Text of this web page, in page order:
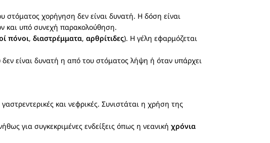
στόματος χορήγηση δεν είναι δυνατή. Η δόση είναι
και υπό συνεχή παρακολούθηση.
πόνοι, διαστρέμματα, αρθρίτιδες). Η γέλη εφαρμόζεται
δεν είναι δυνατή η από του στόματος λήψη ή όταν υπάρχει
γαστρεντερικές και νεφρικές. Συνιστάται η χρήση της
για συγκεκριμένες ενδείξεις όπως η νεανική χρόνια